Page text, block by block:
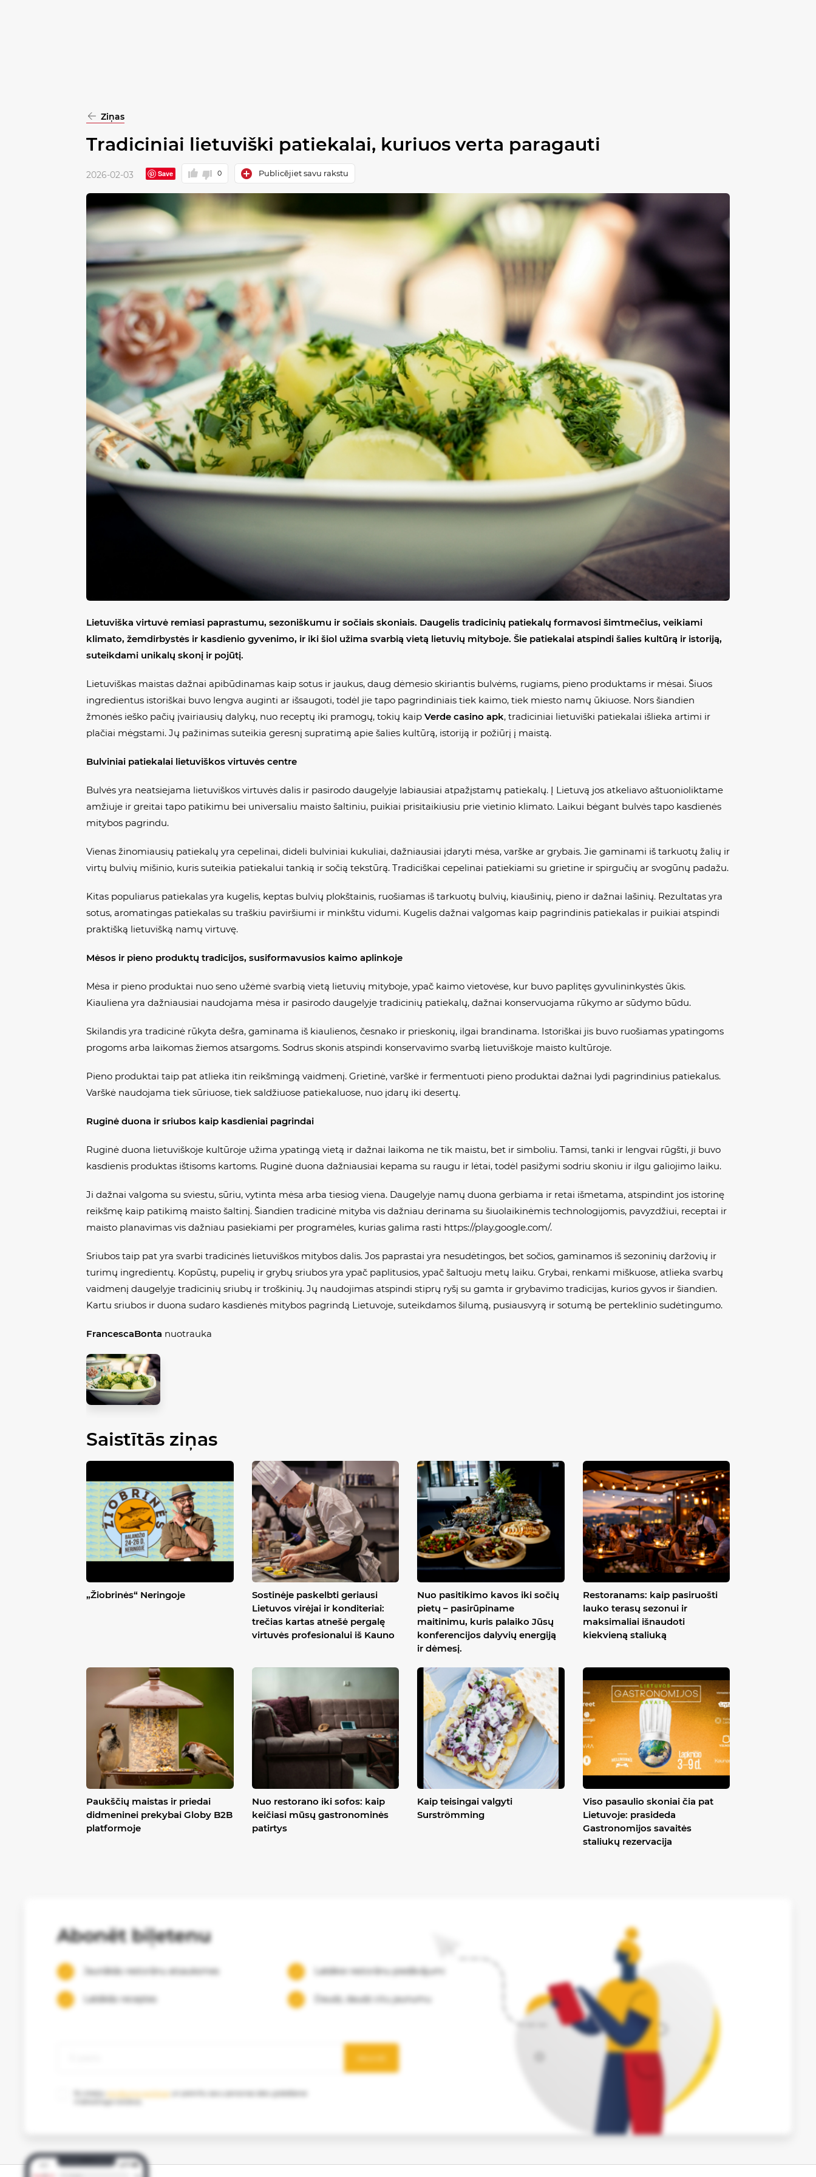
Ziņas
Tradiciniai lietuviški patiekalai, kuriuos verta paragauti
2026-02-03 Save 0 Publicējiet savu rakstu
Lietuviška virtuvė remiasi paprastumu, sezoniškumu ir sočiais skoniais. Daugelis tradicinių patiekalų formavosi šimtmečius, veikiami
klimato, žemdirbystės ir kasdienio gyvenimo, ir iki šiol užima svarbią vietą lietuvių mityboje. Šie patiekalai atspindi šalies kultūrą ir istoriją,
suteikdami unikalų skonį ir pojūtį.
Lietuviškas maistas dažnai apibūdinamas kaip sotus ir jaukus, daug dėmesio skiriantis bulvėms, rugiams, pieno produktams ir mėsai. Šiuos
ingredientus istoriškai buvo lengva auginti ar išsaugoti, todėl jie tapo pagrindiniais tiek kaimo, tiek miesto namų ūkiuose. Nors šiandien
žmonės ieško pačių įvairiausių dalykų, nuo receptų iki pramogų, tokių kaip Verde casino apk, tradiciniai lietuviški patiekalai išlieka artimi ir
plačiai mėgstami. Jų pažinimas suteikia geresnį supratimą apie šalies kultūrą, istoriją ir požiūrį į maistą.
Bulviniai patiekalai lietuviškos virtuvės centre
Bulvės yra neatsiejama lietuviškos virtuvės dalis ir pasirodo daugelyje labiausiai atpažįstamų patiekalų. Į Lietuvą jos atkeliavo aštuonioliktame
amžiuje ir greitai tapo patikimu bei universaliu maisto šaltiniu, puikiai prisitaikiusiu prie vietinio klimato. Laikui bėgant bulvės tapo kasdienės
mitybos pagrindu.
Vienas žinomiausių patiekalų yra cepelinai, dideli bulviniai kukuliai, dažniausiai įdaryti mėsa, varške ar grybais. Jie gaminami iš tarkuotų žalių ir
virtų bulvių mišinio, kuris suteikia patiekalui tankią ir sočią tekstūrą. Tradiciškai cepelinai patiekiami su grietine ir spirgučių ar svogūnų padažu.
Kitas populiarus patiekalas yra kugelis, keptas bulvių plokštainis, ruošiamas iš tarkuotų bulvių, kiaušinių, pieno ir dažnai lašinių. Rezultatas yra
sotus, aromatingas patiekalas su traškiu paviršiumi ir minkštu vidumi. Kugelis dažnai valgomas kaip pagrindinis patiekalas ir puikiai atspindi
praktišką lietuvišką namų virtuvę.
Mėsos ir pieno produktų tradicijos, susiformavusios kaimo aplinkoje
Mėsa ir pieno produktai nuo seno užėmė svarbią vietą lietuvių mityboje, ypač kaimo vietovėse, kur buvo paplitęs gyvulininkystės ūkis.
Kiauliena yra dažniausiai naudojama mėsa ir pasirodo daugelyje tradicinių patiekalų, dažnai konservuojama rūkymo ar sūdymo būdu.
Skilandis yra tradicinė rūkyta dešra, gaminama iš kiaulienos, česnako ir prieskonių, ilgai brandinama. Istoriškai jis buvo ruošiamas ypatingoms
progoms arba laikomas žiemos atsargoms. Sodrus skonis atspindi konservavimo svarbą lietuviškoje maisto kultūroje.
Pieno produktai taip pat atlieka itin reikšmingą vaidmenį. Grietinė, varškė ir fermentuoti pieno produktai dažnai lydi pagrindinius patiekalus.
Varškė naudojama tiek sūriuose, tiek saldžiuose patiekaluose, nuo įdarų iki desertų.
Ruginė duona ir sriubos kaip kasdieniai pagrindai
Ruginė duona lietuviškoje kultūroje užima ypatingą vietą ir dažnai laikoma ne tik maistu, bet ir simboliu. Tamsi, tanki ir lengvai rūgšti, ji buvo
kasdienis produktas ištisoms kartoms. Ruginė duona dažniausiai kepama su raugu ir lėtai, todėl pasižymi sodriu skoniu ir ilgu galiojimo laiku.
Ji dažnai valgoma su sviestu, sūriu, vytinta mėsa arba tiesiog viena. Daugelyje namų duona gerbiama ir retai išmetama, atspindint jos istorinę
reikšmę kaip patikimą maisto šaltinį. Šiandien tradicinė mityba vis dažniau derinama su šiuolaikinėmis technologijomis, pavyzdžiui, receptai ir
maisto planavimas vis dažniau pasiekiami per programėles, kurias galima rasti https://play.google.com/.
Sriubos taip pat yra svarbi tradicinės lietuviškos mitybos dalis. Jos paprastai yra nesudėtingos, bet sočios, gaminamos iš sezoninių daržovių ir
turimų ingredientų. Kopūstų, pupelių ir grybų sriubos yra ypač paplitusios, ypač šaltuoju metų laiku. Grybai, renkami miškuose, atlieka svarbų
vaidmenį daugelyje tradicinių sriubų ir troškinių. Jų naudojimas atspindi stiprų ryšį su gamta ir grybavimo tradicijas, kurios gyvos ir šiandien.
Kartu sriubos ir duona sudaro kasdienės mitybos pagrindą Lietuvoje, suteikdamos šilumą, pusiausvyrą ir sotumą be perteklinio sudėtingumo.
FrancescaBonta nuotrauka
Saistītās ziņas
„Žiobrinės“ Neringoje
Sostinėje paskelbti geriausi
Lietuvos virėjai ir konditeriai:
trečias kartas atnešė pergalę
virtuvės profesionalui iš Kauno
Nuo pasitikimo kavos iki sočių
pietų – pasirūpiname
maitinimu, kuris palaiko Jūsų
konferencijos dalyvių energiją
ir dėmesį.
Restoranams: kaip pasiruošti
lauko terasų sezonui ir
maksimaliai išnaudoti
kiekvieną staliuką
Paukščių maistas ir priedai
didmeninei prekybai Globy B2B
platformoje
Nuo restorano iki sofos: kaip
keičiasi mūsų gastronominės
patirtys
Kaip teisingai valgyti
Surströmming
Viso pasaulio skoniai čia pat
Lietuvoje: prasideda
Gastronomijos savaitės
staliukų rezervacija
Abonēt biļetenu
Jaunākās restorānu atsauksmes Labākie restorānu piedāvājumi
Labākās receptes Daudz, daudz citu jaunumu
Abonēt
privātuma politikas